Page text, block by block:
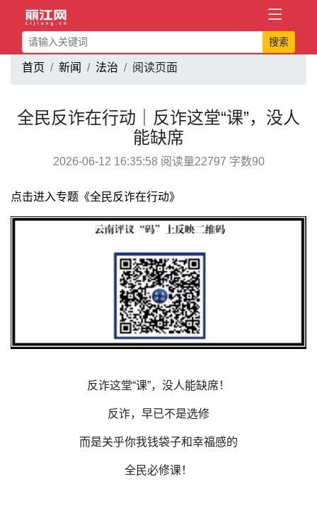
搜索
首页 新闻 法治 阅读页面
全民反诈在行动｜反诈这堂“课”，没人
能缺席
2026-06-12 16:35:58 阅读量22797 字数90
点击进入专题《全民反诈在行动》
反诈这堂“课”，没人能缺席！
反诈，早已不是选修
而是关乎你我钱袋子和幸福感的
全民必修课！